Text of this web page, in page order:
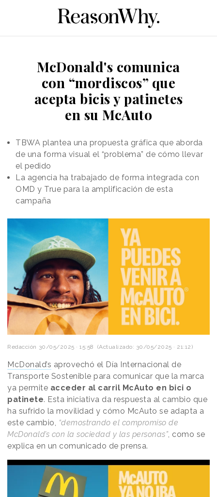
McDonald's comunica
con “mordiscos” que
acepta bicis y patinetes
en su McAuto
TBWA plantea una propuesta gráfica que aborda
de una forma visual el “problema” de cómo llevar
el pedido
La agencia ha trabajado de forma integrada con
OMD y True para la amplificación de esta
campaña
Redacción 30/05/2025 · 15:58 (Actualizado: 30/05/2025 · 21:12)
McDonald’s aprovechó el Día Internacional de
Transporte Sostenible para comunicar que la marca
ya permite acceder al carril McAuto en bici o
patinete. Esta iniciativa da respuesta al cambio que
ha sufrido la movilidad y cómo McAuto se adapta a
este cambio, “demostrando el compromiso de
McDonald’s con la sociedad y las personas”, como se
explica en un comunicado de prensa.